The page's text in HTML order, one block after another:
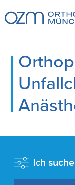
Ich